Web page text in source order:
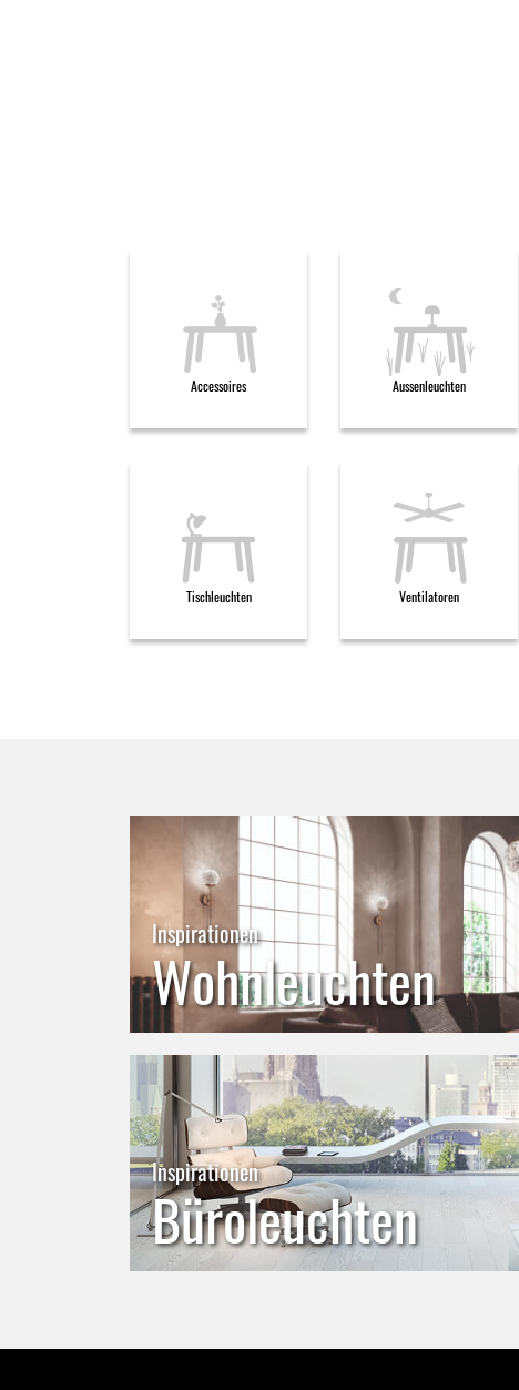
Accessoires Aussenleuchten
Tischleuchten Ventilatoren
Inspirationen
Wohnleuchten
Inspirationen
Büroleuchten